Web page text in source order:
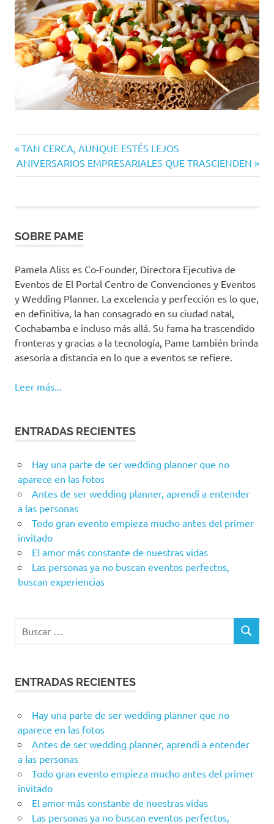
Navegación
de
Entrada
anterior:
TAN CERCA, AUNQUE ESTÉS LEJOS
Siguiente
entrada:
ANIVERSARIOS EMPRESARIALES QUE TRASCIENDEN
SOBRE PAME
Pamela Aliss es Co-Founder, Directora Ejecutiva de
Eventos de El Portal Centro de Convenciones y Eventos
y Wedding Planner. La excelencia y perfección es lo que,
en definitiva, la han consagrado en su ciudad natal,
Cochabamba e incluso más allá. Su fama ha trascendido
fronteras y gracias a la tecnología, Pame también brinda
asesoría a distancia en lo que a eventos se refiere.
Leer más...
ENTRADAS RECIENTES
Hay una parte de ser wedding planner que no
aparece en las fotos
Antes de ser wedding planner, aprendí a entender
a las personas
Todo gran evento empieza mucho antes del primer
invitado
El amor más constante de nuestras vidas
Las personas ya no buscan eventos perfectos,
buscan experiencias
BUSCAR
ENTRADAS RECIENTES
Hay una parte de ser wedding planner que no
aparece en las fotos
Antes de ser wedding planner, aprendí a entender
a las personas
Todo gran evento empieza mucho antes del primer
invitado
El amor más constante de nuestras vidas
Las personas ya no buscan eventos perfectos,